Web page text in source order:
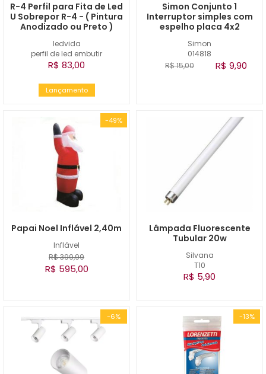
ledvida
perfil de led embutir
R-4 Perfil para Fita de Led
U Sobrepor R-4 - ( Pintura
Anodizado ou Preto )
R$ 83,00
Lançamento
Simon
014818
Simon Conjunto 1
Interruptor simples com
espelho placa 4x2
R$ 15,00 R$ 9,90
-49%
Inflável
Papai Noel Inflável 2,40m
R$ 399,99
R$ 595,00
Silvana
T10
Lâmpada Fluorescente
Tubular 20w
R$ 5,90
-6% -13%